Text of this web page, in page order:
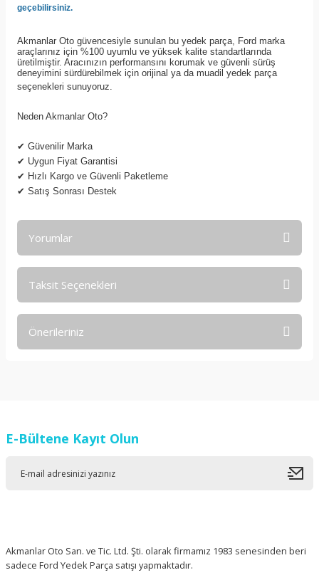
geçebilirsiniz.
Akmanlar Oto güvencesiyle sunulan bu yedek parça, Ford marka
araçlarınız için %100 uyumlu ve yüksek kalite standartlarında
üretilmiştir. Aracınızın performansını korumak ve güvenli sürüş
deneyimini sürdürebilmek için orijinal ya da muadil yedek parça
seçenekleri sunuyoruz.
Neden Akmanlar Oto?
✔ Güvenilir Marka
✔ Uygun Fiyat Garantisi
✔ Hızlı Kargo ve Güvenli Paketleme
✔ Satış Sonrası Destek
Yorumlar
Taksit Seçenekleri
Önerileriniz
Ürün resmi kalitesiz, bozuk veya görüntülenemiyor.
E-Bültene Kayıt Olun
Akmanlar Oto San. ve Tic. Ltd. Şti. olarak firmamız 1983 senesinden beri
sadece Ford Yedek Parça satışı yapmaktadır.